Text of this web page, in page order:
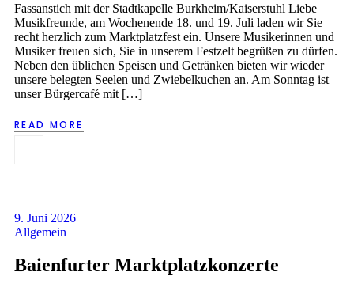
Fassanstich mit der Stadtkapelle Burkheim/Kaiserstuhl Liebe
Musikfreunde, am Wochenende 18. und 19. Juli laden wir Sie
recht herzlich zum Marktplatzfest ein. Unsere Musikerinnen und
Musiker freuen sich, Sie in unserem Festzelt begrüßen zu dürfen.
Neben den üblichen Speisen und Getränken bieten wir wieder
unsere belegten Seelen und Zwiebelkuchen an. Am Sonntag ist
unser Bürgercafé mit […]
READ MORE
9. Juni 2026
Allgemein
Baienfurter Marktplatzkonzerte